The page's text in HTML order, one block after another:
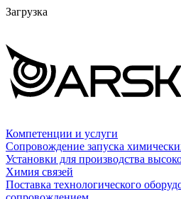
Загрузка
Компетенции и услуги
Сопровождение запуска
Установки для производства
Химия связей
Поставка технологического